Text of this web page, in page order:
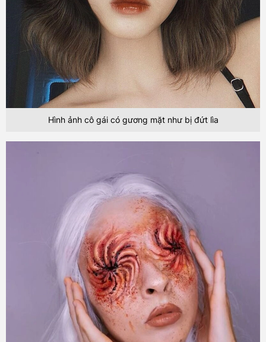
Hình ảnh cô gái có gương mặt như bị đứt lìa